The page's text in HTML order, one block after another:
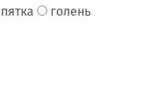
пятка голень